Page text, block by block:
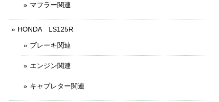
マフラー関連
HONDA LS125R
ブレーキ関連
エンジン関連
キャブレター関連